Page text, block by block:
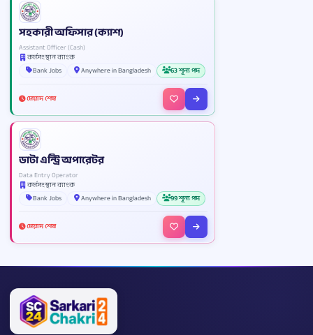
সহকারী অফিসার (ক্যাশ)
Assistant Officer (Cash)
কর্মসংস্থান ব্যাংক
Bank Jobs
Anywhere in Bangladesh 63 শূন্য পদ
মেয়াদ শেষ
ডাটা এন্ট্রি অপারেটর
Data Entry Operator
কর্মসংস্থান ব্যাংক
Bank Jobs
Anywhere in Bangladesh 99 শূন্য পদ
মেয়াদ শেষ